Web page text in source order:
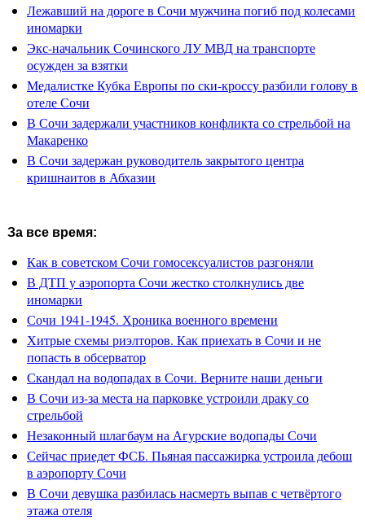
Лежавший на дороге в Сочи мужчина погиб под колесами
иномарки
Экс-начальник Сочинского ЛУ МВД на транспорте
осужден за взятки
Медалистке Кубка Европы по ски-кроссу разбили голову в
отеле Сочи
В Сочи задержали участников конфликта со стрельбой на
Макаренко
В Сочи задержан руководитель закрытого центра
кришнаитов в Абхазии
За все время:
Как в советском Сочи гомосексуалистов разгоняли
В ДТП у аэропорта Сочи жестко столкнулись две
иномарки
Сочи 1941-1945. Хроника военного времени
Хитрые схемы риэлторов. Как приехать в Сочи и не
попасть в обсерватор
Скандал на водопадах в Сочи. Верните наши деньги
В Сочи из-за места на парковке устроили драку со
стрельбой
Незаконный шлагбаум на Агурские водопады Сочи
Сейчас приедет ФСБ. Пьяная пассажирка устроила дебош
в аэропорту Сочи
В Сочи девушка разбилась насмерть выпав с четвёртого
этажа отеля